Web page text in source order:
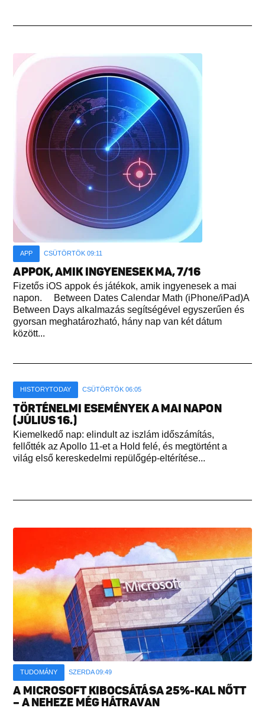
APP CSÜTÖRTÖK 09:11
APPOK, AMIK INGYENESEK MA, 7/16
Fizetős iOS appok és játékok, amik ingyenesek a mai
napon. Between Dates Calendar Math (iPhone/iPad)A
Between Days alkalmazás segítségével egyszerűen és
gyorsan meghatározható, hány nap van két dátum
között...
HISTORYTODAY CSÜTÖRTÖK 06:05
TÖRTÉNELMI ESEMÉNYEK A MAI NAPON
(JÚLIUS 16.)
Kiemelkedő nap: elindult az iszlám időszámítás,
fellőtték az Apollo 11-et a Hold felé, és megtörtént a
világ első kereskedelmi repülőgép-eltérítése...
TUDOMÁNY SZERDA 09:49
A MICROSOFT KIBOCSÁTÁSA 25%-KAL NŐTT
– A NEHEZE MÉG HÁTRAVAN